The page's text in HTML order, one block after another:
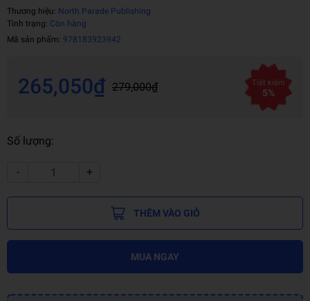
Thương hiệu: North Parade Publishing
Tình trạng: Còn hàng
Mã sản phẩm: 978183923942
265,050₫ 279,000₫ Tiết kiệm
5%
Số lượng:
- +
THÊM VÀO GIỎ
MUA NGAY